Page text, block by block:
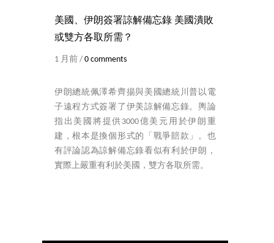
美國、伊朗簽署諒解備忘錄 美國潰敗
或雙方各取所需？
1 月前 /0 comments
伊朗總統佩澤希齊揚與美國總統川普以電
子遠程方式簽署了伊美諒解備忘錄。輿論
指出美國將提供3000億美元用於伊朗重
建，根本是換個形式的「戰爭賠款」。也
有評論認為諒解備忘錄看似有利於伊朗，
實際上嚴重有利於美國，雙方各取所需。